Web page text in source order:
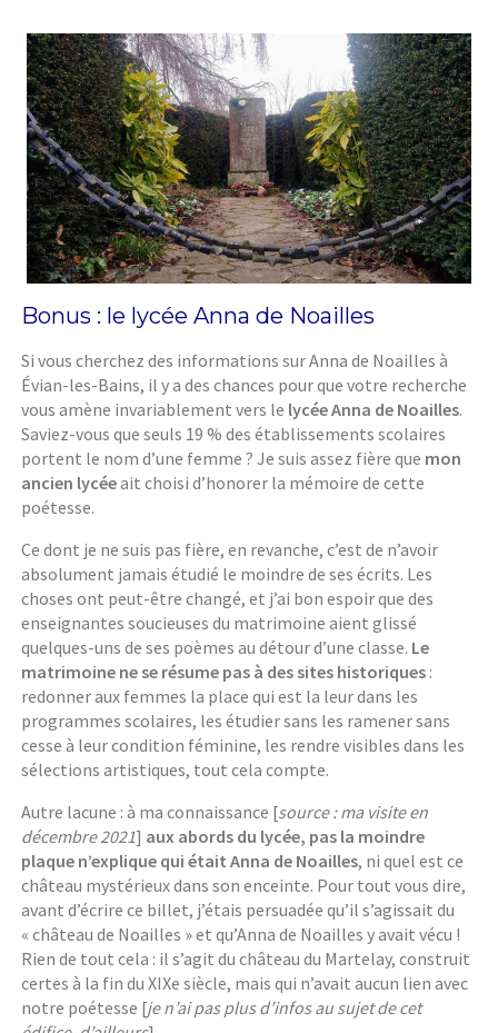
Bonus : le lycée Anna de Noailles
Si vous cherchez des informations sur Anna de Noailles à
Évian-les-Bains, il y a des chances pour que votre recherche
vous amène invariablement vers le lycée Anna de Noailles.
Saviez-vous que seuls 19 % des établissements scolaires
portent le nom d’une femme ? Je suis assez fière que mon
ancien lycéeait choisi d’honorer la mémoire de cette
poétesse.
Ce dont je ne suis pas fière, en revanche, c’est de n’avoir
absolument jamais étudié le moindre de ses écrits. Les
choses ont peut-être changé, et j’ai bon espoir que des
enseignantes soucieuses du matrimoine aient glissé
quelques-uns de ses poèmes au détour d’une classe. Le
matrimoine ne se résume pas à des sites historiques :
redonner aux femmes la place qui est la leur dans les
programmes scolaires, les étudier sans les ramener sans
cesse à leur condition féminine, les rendre visibles dans les
sélections artistiques, tout cela compte.
Autre lacune : à ma connaissance [source : ma visite en
décembre 2021] aux abords du lycée, pas la moindre
plaque n’explique qui était Anna de Noailles, ni quel est ce
château mystérieux dans son enceinte. Pour tout vous dire,
avant d’écrire ce billet, j’étais persuadée qu’il s’agissait du
« château de Noailles » et qu’Anna de Noailles y avait vécu !
Rien de tout cela : il s’agit du château du Martelay, construit
certes à la fin du XIXe siècle, mais qui n’avait aucun lien avec
notre poétesse [je n’ai pas plus d’infos au sujet de cet